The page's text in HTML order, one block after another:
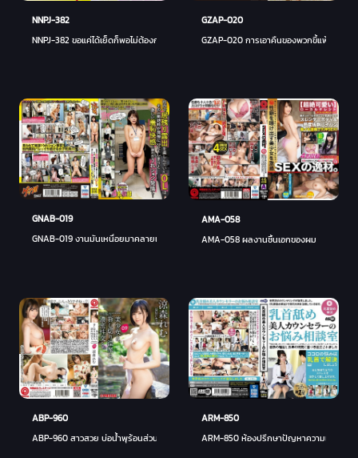
NNPJ-382
NNPJ-382 ขอแค่ได้เย็ดก็พอไม่ต้องการอะไร
GZAP-020
GZAP-020 การเอาคืนของพวกขี้แพ้
GNAB-019
GNAB-019 งานมันเหนื่อยมาคลายเครียดกัน
AMA-058
AMA-058 ผลงานชิ้นเอกของผม
ABP-960
ABP-960 สาวสวย บ่อน้ำพุร้อนส่วนตัว - เรมุ สุซึโมริ
ARM-850
ARM-850 ห้องปรึกษาปัญหาความเครียด